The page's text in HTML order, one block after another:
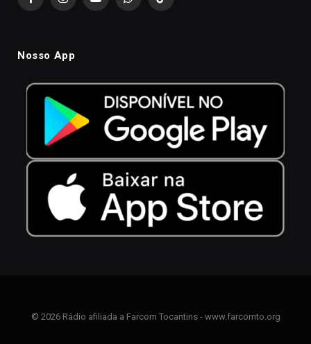
FacebookInstagramYouTubeWhatsAppTikTok
Nosso App
© 2026 Rádio afiliada a Farcom Tocantins - www.farcomto.org